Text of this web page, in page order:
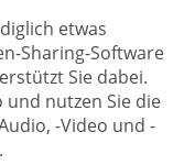
etwas
Sharing-Software
Sie dabei.
und nutzen Sie die
-Video und -